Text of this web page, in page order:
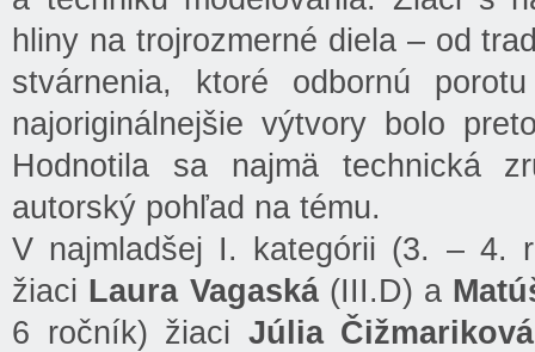
hliny na trojrozmerné diela – od
stvárnenia, ktoré odbornú
najoriginálnejšie výtvory bolo
Hodnotila sa najmä technická
autorský pohľad na tému.
V najmladšej I. kategórii (3. – 4.
žiaci Laura Vagaská(III.D) a
6 ročník) žiaci Júlia Čižmariková